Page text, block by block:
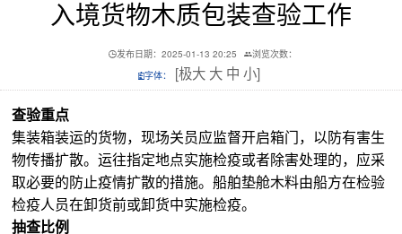
入境货物木质包装查验工作
发布日期：2025-01-13 20:25
浏览次数：
字体：
[极大 大 中 小]
查验重点
集装箱装运的货物，现场关员应监督开启箱门，以防有害生
物传播扩散。运往指定地点实施检疫或者除害处理的，应采
取必要的防止疫情扩散的措施。船舶垫舱木料由船方在检验
检疫人员在卸货前或卸货中实施检疫。
抽查比例